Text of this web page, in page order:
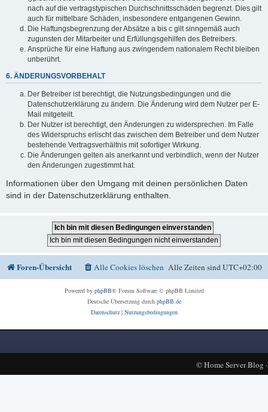
nach auf die vertragstypischen Durchschnittsschäden begrenzt. Dies gilt
auch für mittelbare Schäden, insbesondere entgangenen Gewinn.
Die Haftungsbegrenzung der Absätze a bis c gilt sinngemäß auch
zugunsten der Mitarbeiter und Erfüllungsgehilfen des Betreibers.
Ansprüche für eine Haftung aus zwingendem nationalem Recht bleiben
unberührt.
6. ÄNDERUNGSVORBEHALT
Der Betreiber ist berechtigt, die Nutzungsbedingungen und die
Datenschutzerklärung zu ändern. Die Änderung wird dem Nutzer per E-
Mail mitgeteilt.
Der Nutzer ist berechtigt, den Änderungen zu widersprechen. Im Falle
des Widerspruchs erlischt das zwischen dem Betreiber und dem Nutzer
bestehende Vertragsverhältnis mit sofortiger Wirkung.
Die Änderungen gelten als anerkannt und verbindlich, wenn der Nutzer
den Änderungen zugestimmt hat.
Informationen über den Umgang mit deinen persönlichen Daten
sind in der Datenschutzerklärung enthalten.
Foren-Übersicht Alle Zeiten sindUTC+02:00
Alle Cookies löschen
Powered by phpBB® Forum Software © phpBB Limited
Deutsche Übersetzung durch phpBB.de
Datenschutz| Nutzungsbedingungen
©Home Server Blog